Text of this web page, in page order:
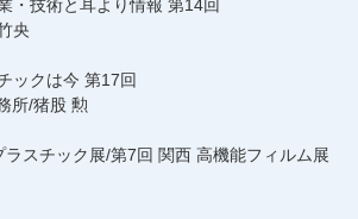
・技術と耳より情報 第14回
央
ックは今 第17回
所/猪股 勲
スチック展/第7回 関西 高機能フィルム展